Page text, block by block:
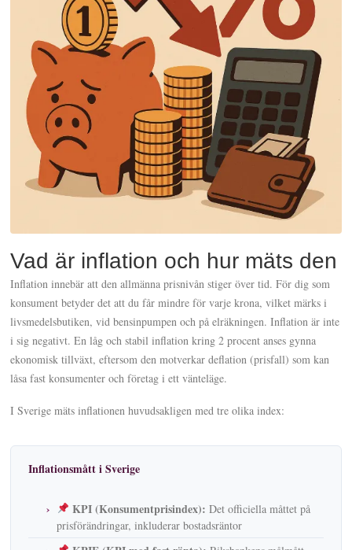
Vad är inflation och hur mäts den
Inflation innebär att den allmänna prisnivån stiger över tid. För dig som
konsument betyder det att du får mindre för varje krona, vilket märks i
livsmedelsbutiken, vid bensinpumpen och på elräkningen. Inflation är inte
i sig negativt. En låg och stabil inflation kring 2 procent anses gynna
ekonomisk tillväxt, eftersom den motverkar deflation (prisfall) som kan
låsa fast konsumenter och företag i ett vänteläge.
I Sverige mäts inflationen huvudsakligen med tre olika index:
Inflationsmått i Sverige
KPI (Konsumentprisindex): Det officiella måttet på
prisförändringar, inkluderar bostadsräntor